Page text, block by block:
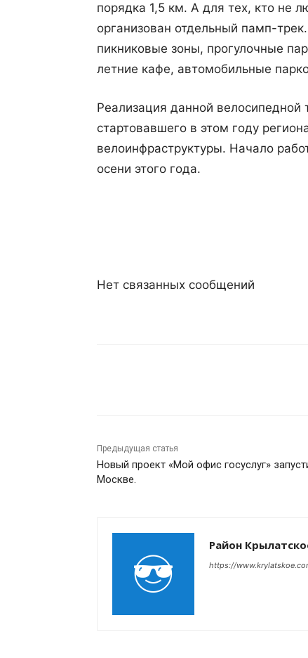
порядка 1,5 км. А для тех, кто не
организован отдельный памп-
пикниковые зоны, прогулочные
летние кафе, автомобильные
Реализация данной
стартовавшего в этом году
велоинфраструктуры. Начало
осени этого года.
Нет связанных сообщений
Предыдущая статья
Новый проект «Мой офис госуслуг»
Москве.
Район
https://